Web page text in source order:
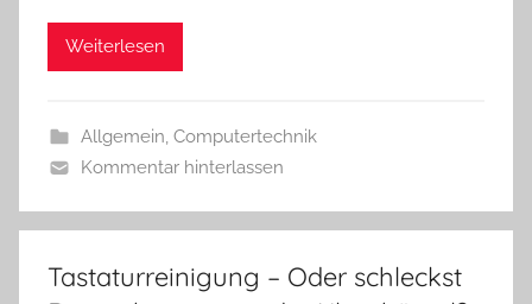
Weiterlesen
Allgemein Computertechnik
Kommentar hinterlassen
Tastaturreinigung – Oder schleckst